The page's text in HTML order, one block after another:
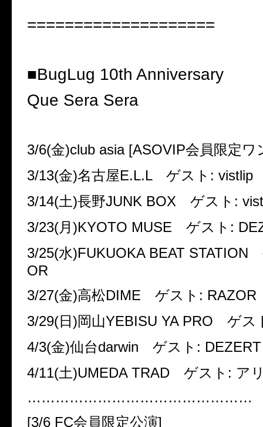
====================
■BugLug 10th Anniversary
Que Sera Sera
3/6(金)club asia [ASOVIP会員限定ワ
3/13(金)名古屋E.L.Lゲスト : vistlip
3/14(土)長野JUNK BOX ゲスト :
3/23(月 )KYOTO MUSE ゲスト :
3/25(水)FUKUOKA BEAT STATION
OR
3/27(金)高松DIME ゲスト : RAZOR
3/29(日 )岡山YEBISU YA PRO ゲス
4/3(金)仙台darwin ゲスト : DEZERT
4/11(土)UMEDA TRAD ゲスト : ア
…………………………………………
[3/6 FC会員限定公演]